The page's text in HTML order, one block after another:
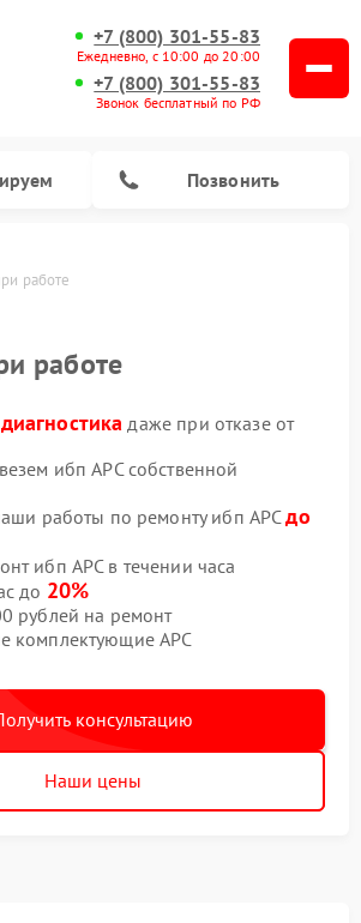
+7 (800) 301-55-83
Ежедневно, с 10:00 до 20:00
+7 (800) 301-55-83
Звонок бесплатный по РФ
Позвонить
работе
работе
даже при отказе от
ибп APC собственной
работы по ремонту ибп APCдо
ибп APC в течении часа
до 20%
рублей на ремонт
комплектующие APC
консультацию
Наши цены